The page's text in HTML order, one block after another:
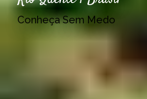
Conheça Sem Medo